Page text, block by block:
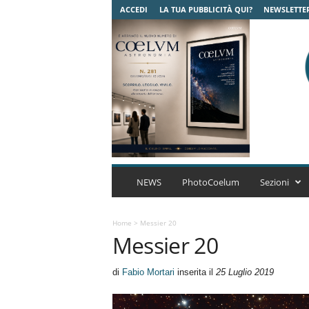
ACCEDI LA TUA PUBBLICITÀ QUI?
C
r
NEWS PhotoCoelum Sezioni
Home > Messier 20
Messier 20
di Fabio Mortari inserita il 25 Luglio 2019